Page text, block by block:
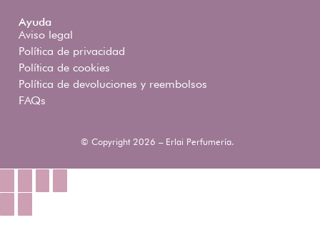
Ayuda
Aviso legal
Política de privacidad
Política de cookies
Política de devoluciones y reembolsos
FAQs
© Copyright 2026 – Erlai Perfumería.